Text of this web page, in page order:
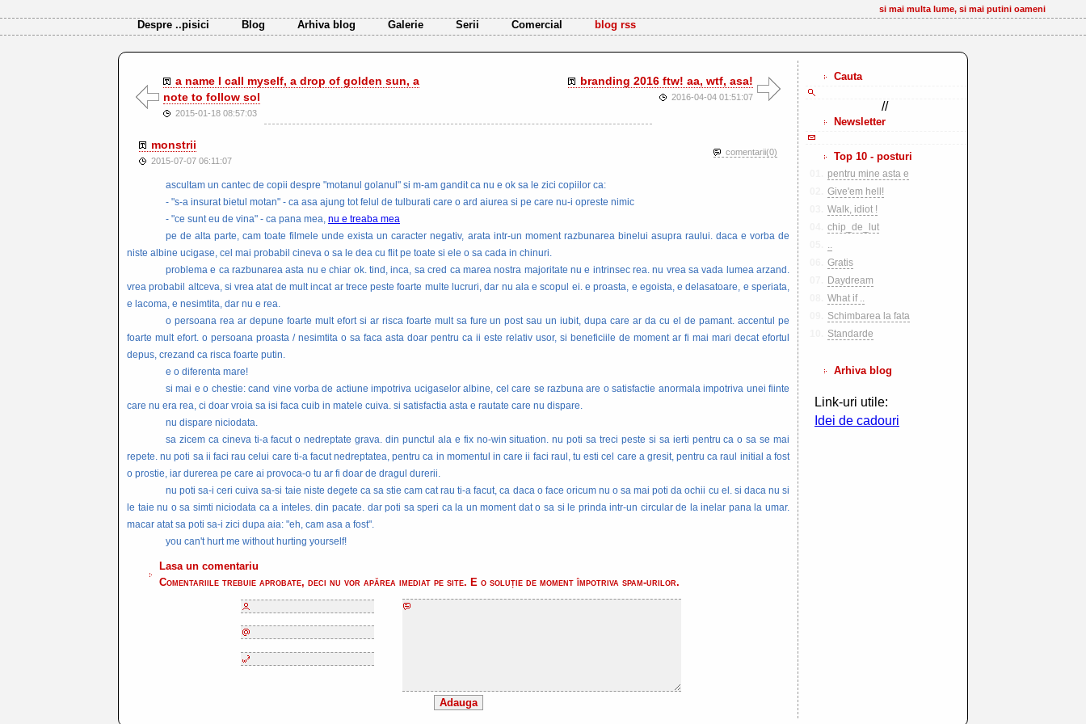
si mai multa lume, si mai putini oameni
Despre ..pisici Blog Arhiva blog Galerie Serii Comercial blog rss
a name I call myself, a drop of golden sun, a
note to follow sol
2015-01-18 08:57:03
branding 2016 ftw! aa, wtf, asa!
2016-04-04 01:51:07
monstrii
2015-07-07 06:11:07
comentarii(0)
ascultam un cantec de copii despre "motanul golanul" si m-am gandit ca nu e ok sa le zici copiilor ca:
- "s-a insurat bietul motan" - ca asa ajung tot felul de tulburati care o ard aiurea si pe care nu-i opreste nimic
- "ce sunt eu de vina" - ca pana mea, nu e treaba mea
pe de alta parte, cam toate filmele unde exista un caracter negativ, arata intr-un moment razbunarea binelui asupra raului. daca e vorba de
niste albine ucigase, cel mai probabil cineva o sa le dea cu flit pe toate si ele o sa cada in chinuri.
problema e ca razbunarea asta nu e chiar ok. tind, inca, sa cred ca marea nostra majoritate nu e intrinsec rea. nu vrea sa vada lumea arzand.
vrea probabil altceva, si vrea atat de mult incat ar trece peste foarte multe lucruri, dar nu ala e scopul ei. e proasta, e egoista, e delasatoare, e speriata,
e lacoma, e nesimtita, dar nu e rea.
o persoana rea ar depune foarte mult efort si ar risca foarte mult sa fure un post sau un iubit, dupa care ar da cu el de pamant. accentul pe
foarte mult efort. o persoana proasta / nesimtita o sa faca asta doar pentru ca ii este relativ usor, si beneficiile de moment ar fi mai mari decat efortul
depus, crezand ca risca foarte putin.
e o diferenta mare!
si mai e o chestie: cand vine vorba de actiune impotriva ucigaselor albine, cel care se razbuna are o satisfactie anormala impotriva unei fiinte
care nu era rea, ci doar vroia sa isi faca cuib in matele cuiva. si satisfactia asta e rautate care nu dispare.
nu dispare niciodata.
sa zicem ca cineva ti-a facut o nedreptate grava. din punctul ala e fix no-win situation. nu poti sa treci peste si sa ierti pentru ca o sa se mai
repete. nu poti sa ii faci rau celui care ti-a facut nedreptatea, pentru ca in momentul in care ii faci raul, tu esti cel care a gresit, pentru ca raul initial a fost
o prostie, iar durerea pe care ai provoca-o tu ar fi doar de dragul durerii.
nu poti sa-i ceri cuiva sa-si taie niste degete ca sa stie cam cat rau ti-a facut, ca daca o face oricum nu o sa mai poti da ochii cu el. si daca nu si
le taie nu o sa simti niciodata ca a inteles. din pacate. dar poti sa speri ca la un moment dat o sa si le prinda intr-un circular de la inelar pana la umar.
macar atat sa poti sa-i zici dupa aia: "eh, cam asa a fost".
you can't hurt me without hurting yourself!
Lasa un comentariu
Comentariile trebuie aprobate, deci nu vor apărea imediat pe site. E o soluție de moment împotriva spam-urilor.
Cauta
//
Newsletter
Top 10 - posturi
pentru mine asta e
Give'em hell!
Walk, idiot !
chip_de_lut
..
Gratis
Daydream
What if ..
Schimbarea la fata
Standarde
Arhiva blog
Link-uri utile:
Idei de cadouri